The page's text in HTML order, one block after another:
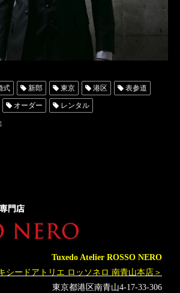
式 新郎 東京 港区 表参道
オーダー レンタル
京
京
浜 レンタルタキシード横浜
Tuxedo Atelier ROSSO NERO
シードアトリエ ロッソネロ 南青山本店＞
東京都港区南青山4-17-33-306